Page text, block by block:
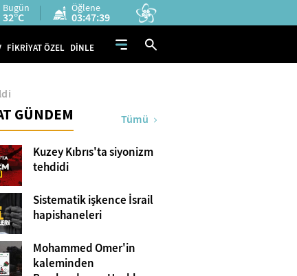
Bugün
32°C
Öğlene
03:47:37
FİKRİYAT ÖZEL DİNLE
GÜNDEM Tümü
Kuzey Kıbrıs'ta siyonizm
tehdidi
Sistematik işkence İsrail
hapishaneleri
Mohammed Omer'in
kaleminden